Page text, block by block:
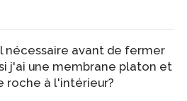
nécessaire avant de fermer
j'ai une membrane platon et
roche à l'intérieur?